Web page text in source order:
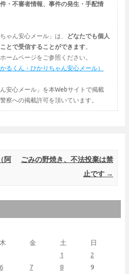
・不審者情報、事件の発生・手配情
ゃん安心メール」は、
どなたでも個人
とで受信することができます。
ームページをご参照ください。
るくん・ひかりちゃん安心メール）
安心メール」を本Webサイトで掲載
察への掲載許可を頂いています。
阿
ごみの野焼き、不法投棄は禁
止です →
木 金 土
日
1
2
6 7 8 9